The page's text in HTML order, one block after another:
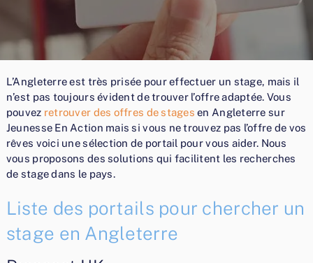
L’Angleterre est très prisée pour effectuer un stage, mais il
n’est pas toujours évident de trouver l’offre adaptée. Vous
pouvez retrouver des offres de stages en Angleterre sur
Jeunesse En Action mais si vous ne trouvez pas l’offre de vos
rêves voici une sélection de portail pour vous aider. Nous
vous proposons des solutions qui facilitent les recherches
de stage dans le pays.
Liste des portails pour chercher un
stage en Angleterre